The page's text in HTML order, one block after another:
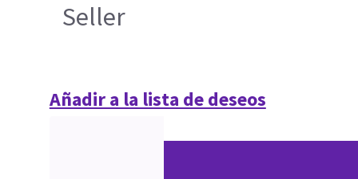
Seller
Añadir a la lista de deseos